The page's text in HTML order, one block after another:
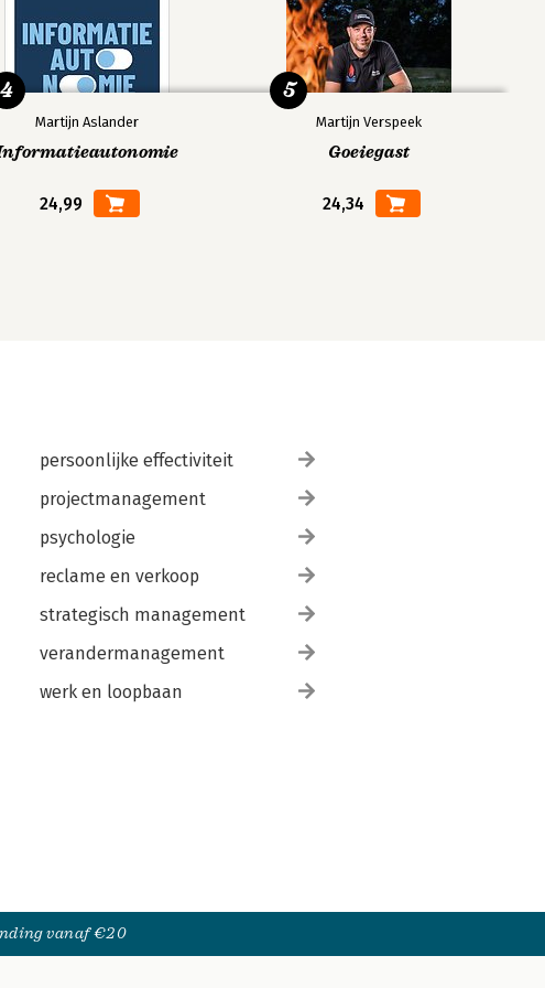
Martijn Aslander
24,99
4
Martijn Verspeek
Goeiegast
24,34
5
persoonlijke effectiviteit
projectmanagement
psychologie
reclame en verkoop
strategisch management
verandermanagement
werk en loopbaan
vanaf €20